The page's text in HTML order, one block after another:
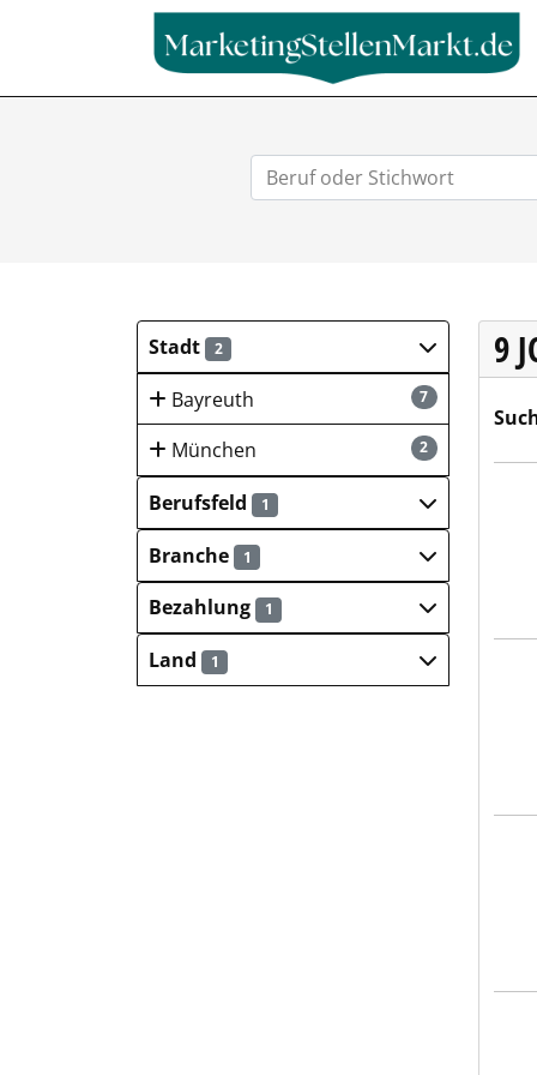
Stadt 2
7
Bayreuth
2
München
Berufsfeld
1
Branche 1
Bezahlung 1
Land 1
9